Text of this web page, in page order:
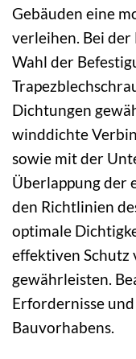
Gebäuden eine
verleihen. Bei
Wahl der
Dichtungen
winddichte
sowie mit der
Überlappung der
den Richtlinien
optimale
effektiven Schutz
gewährleisten.
Erfordernisse
Bauvorhabens.